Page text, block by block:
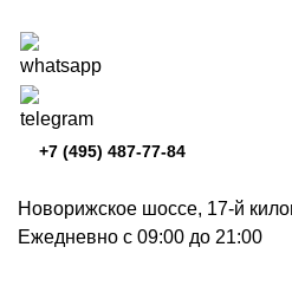
+7 (495) 487-77-84
Новорижское шоссе, 17-й
Ежедневно с 09:00 до 21:00